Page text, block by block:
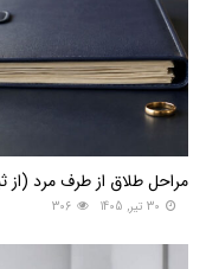
مراحل طلاق از طرف مرد (از